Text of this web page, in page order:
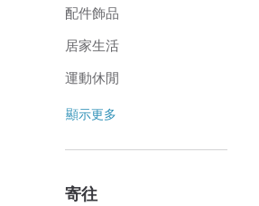
配件飾品
居家生活
運動休閒
顯示更多
寄往